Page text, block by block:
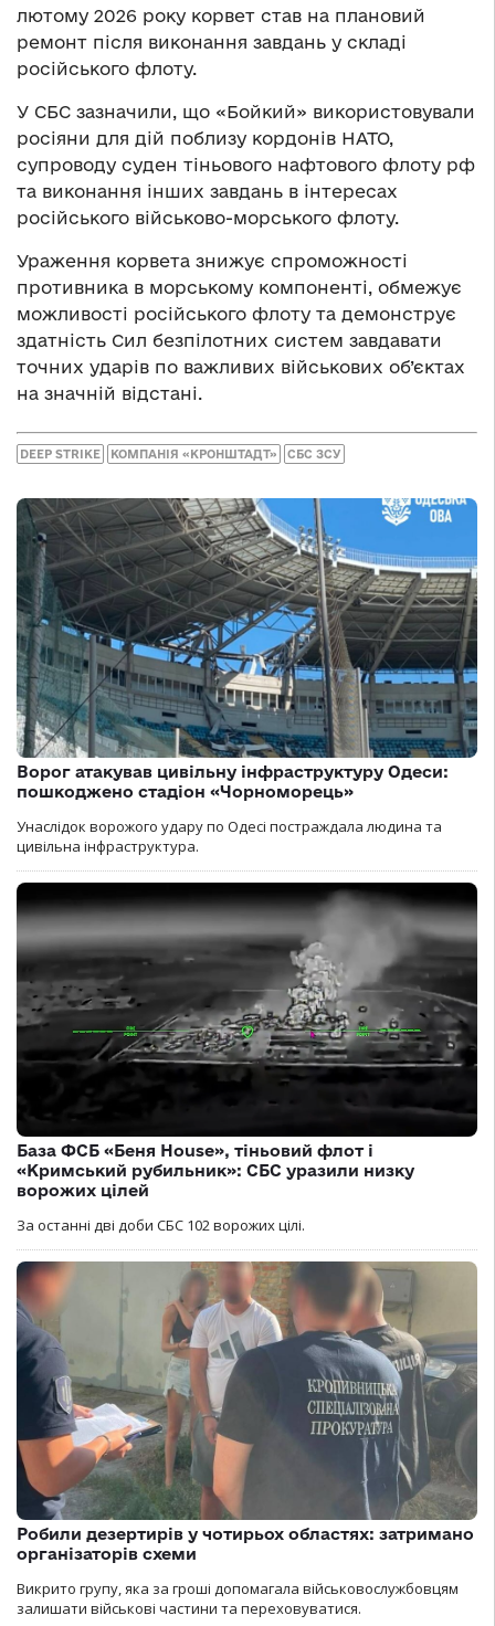
лютому 2026 року корвет став на плановий
ремонт після виконання завдань у складі
російського флоту.
У СБС зазначили, що «Бойкий» використовували
росіяни для дій поблизу кордонів НАТО,
супроводу суден тіньового нафтового флоту рф
та виконання інших завдань в інтересах
російського військово-морського флоту.
Ураження корвета знижує спроможності
противника в морському компоненті, обмежує
можливості російського флоту та демонструє
здатність Сил безпілотних систем завдавати
точних ударів по важливих військових об’єктах
на значній відстані.
DEEP STRIKE КОМПАНІЯ «КРОНШТАДТ» СБС ЗСУ
Ворог атакував цивільну інфраструктуру Одеси:
пошкоджено стадіон «Чорноморець»
Унаслідок ворожого удару по Одесі постраждала людина та
цивільна інфраструктура.
База ФСБ «Беня House», тіньовий флот і
«Кримський рубильник»: СБС уразили низку
ворожих цілей
За останні дві доби СБС 102 ворожих цілі.
Робили дезертирів у чотирьох областях: затримано
організаторів схеми
Викрито групу, яка за гроші допомагала військовослужбовцям
залишати військові частини та переховуватися.